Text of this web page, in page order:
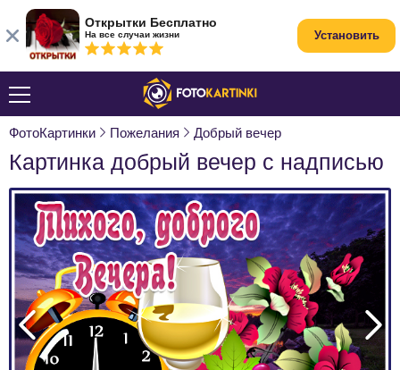
ФотоКартинки Пожелания Добрый вечер
Картинка добрый вечер с надписью
Открытки Бесплатно
На все случаи жизни Установить